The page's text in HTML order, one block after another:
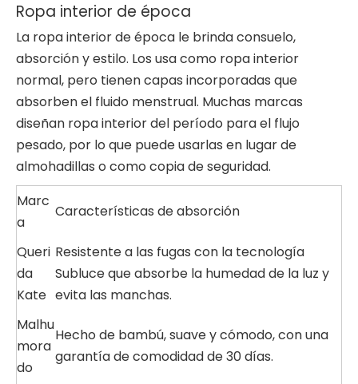
Ropa interior de época
La ropa interior de época le brinda consuelo,
absorción y estilo. Los usa como ropa interior
normal, pero tienen capas incorporadas que
absorben el fluido menstrual. Muchas marcas
diseñan ropa interior del período para el flujo
pesado, por lo que puede usarlas en lugar de
almohadillas o como copia de seguridad.
Marc
a
Características de absorción
Queri
da
Kate
Resistente a las fugas con la tecnología
Subluce que absorbe la humedad de la luz y
evita las manchas.
Malhu
mora
do
Hecho de bambú, suave y cómodo, con una
garantía de comodidad de 30 días.